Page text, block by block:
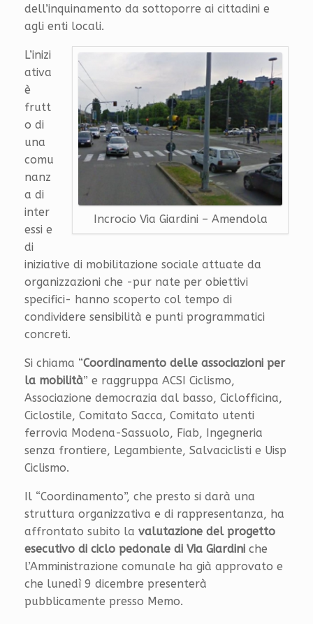
dell’inquinamento da sottoporre ai cittadini e
agli enti locali.
Incrocio Via Giardini – Amendola
L’inizi
ativa
è
frutt
o di
una
comu
nanz
a di
inter
essi e
di
iniziative di mobilitazione sociale attuate da
organizzazioni che -pur nate per obiettivi
specifici- hanno scoperto col tempo di
condividere sensibilità e punti programmatici
concreti.
Si chiama “Coordinamento delle associazioni per
la mobilità” e raggruppa ACSI Ciclismo,
Associazione democrazia dal basso, Ciclofficina,
Ciclostile, Comitato Sacca, Comitato utenti
ferrovia Modena-Sassuolo, Fiab, Ingegneria
senza frontiere, Legambiente, Salvaciclisti e Uisp
Ciclismo.
Il “Coordinamento”, che presto si darà una
struttura organizzativa e di rappresentanza, ha
affrontato subito la valutazione del progetto
esecutivo di ciclo pedonale di Via Giardini che
l’Amministrazione comunale ha già approvato e
che lunedì 9 dicembre presenterà
pubblicamente presso Memo.